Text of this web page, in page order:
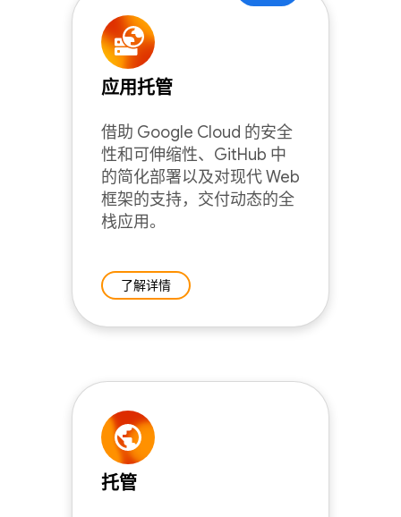
应用托管
借助 Google Cloud 的安全
性和可伸缩性、GitHub 中
的简化部署以及对现代 Web
框架的支持，交付动态的全
栈应用。
了解详情
托管